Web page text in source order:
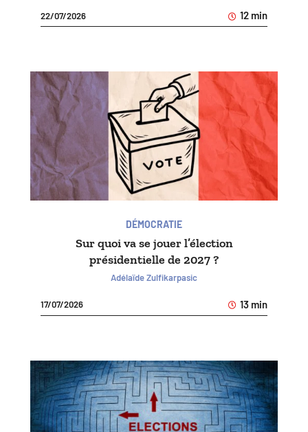
22/07/2026 12 min
DÉMOCRATIE
Sur quoi va se jouer l’élection
présidentielle de 2027 ?
Adélaïde Zulfikarpasic
17/07/2026 13 min